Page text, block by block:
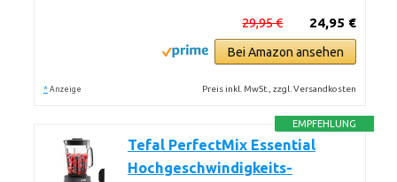
24,95 €
29,95 €
Bei Amazon ansehen
* Anzeige Preis inkl. MwSt., zzgl. Versandkosten
EMPFEHLUNG
Tefal PerfectMix Essential
Hochgeschwindigkeits-